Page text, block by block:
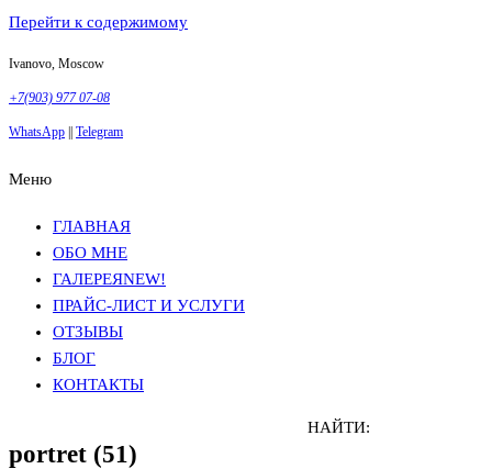
Перейти к содержимому
Ivanovo, Moscow
+7(903) 977 07-08
WhatsApp Telegram
Меню
ГЛАВНАЯ
ОБО МНЕ
ГАЛЕРЕЯNEW!
ПРАЙС-ЛИСТ И УСЛУГИ
ОТЗЫВЫ
БЛОГ
КОНТАКТЫ
portret (51)
НАЙТИ: